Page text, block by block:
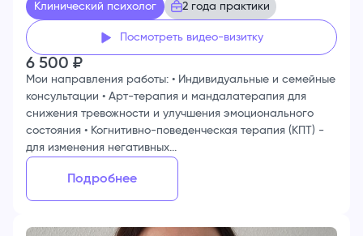
Клинический психолог 2 года практики
Посмотреть видео-визитку
6 500 ₽
Мои направления работы: • Индивидуальные и семейные
консультации • Арт-терапия и мандалатерапия для
снижения тревожности и улучшения эмоционального
состояния • Когнитивно-поведенческая терапия (КПТ) -
для изменения негативных...
Подробнее